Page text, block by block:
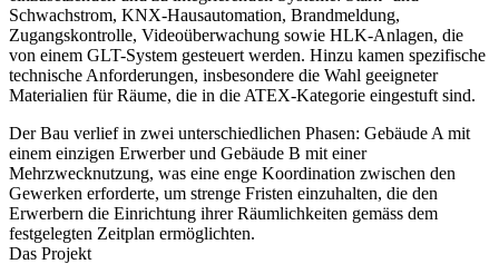
Schwachstrom, KNX-Hausautomation, Brandmeldung,
Zugangskontrolle, Videoüberwachung sowie HLK-Anlagen, die
von einem GLT-System gesteuert werden. Hinzu kamen spezifische
technische Anforderungen, insbesondere die Wahl geeigneter
Materialien für Räume, die in die ATEX-Kategorie eingestuft sind.
Der Bau verlief in zwei unterschiedlichen Phasen: Gebäude A mit
einem einzigen Erwerber und Gebäude B mit einer
Mehrzwecknutzung, was eine enge Koordination zwischen den
Gewerken erforderte, um strenge Fristen einzuhalten, die den
Erwerbern die Einrichtung ihrer Räumlichkeiten gemäss dem
festgelegten Zeitplan ermöglichten.
Das Projekt